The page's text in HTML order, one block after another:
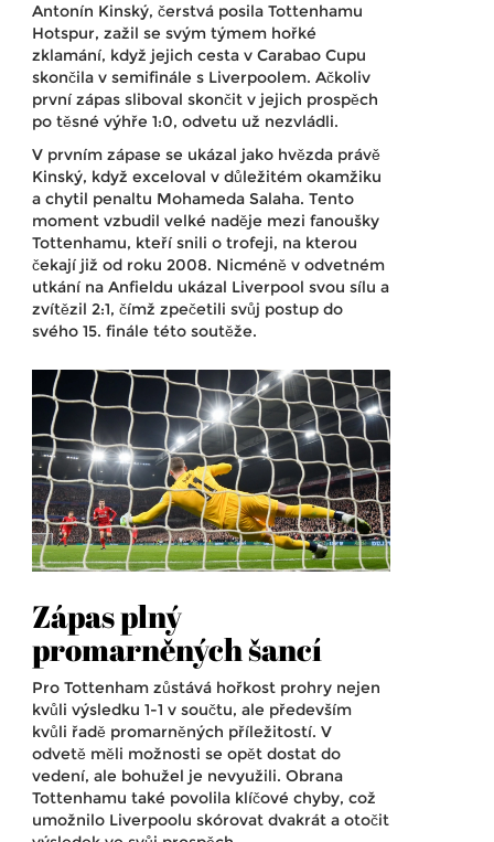
Antonín Kinský, čerstvá posila Tottenhamu
Hotspur, zažil se svým týmem hořké
zklamání, když jejich cesta v Carabao Cupu
skončila v semifinále s Liverpoolem. Ačkoliv
první zápas sliboval skončit v jejich prospěch
po těsné výhře 1:0, odvetu už nezvládli.
V prvním zápase se ukázal jako hvězda právě
Kinský, když exceloval v důležitém okamžiku
a chytil penaltu Mohameda Salaha. Tento
moment vzbudil velké naděje mezi fanoušky
Tottenhamu, kteří snili o trofeji, na kterou
čekají již od roku 2008. Nicméně v odvetném
utkání na Anfieldu ukázal Liverpool svou sílu a
zvítězil 2:1, čímž zpečetili svůj postup do
svého 15. finále této soutěže.
Zápas plný
promarněných šancí
Pro Tottenham zůstává hořkost prohry nejen
kvůli výsledku 1-1 v součtu, ale především
kvůli řadě promarněných příležitostí. V
odvetě měli možnosti se opět dostat do
vedení, ale bohužel je nevyužili. Obrana
Tottenhamu také povolila klíčové chyby, což
umožnilo Liverpoolu skórovat dvakrát a otočit